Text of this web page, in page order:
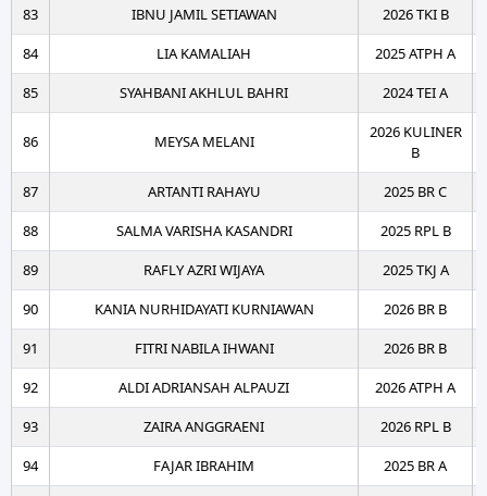
83
IBNU JAMIL SETIAWAN
2026 TKI B
84
LIA KAMALIAH
2025 ATPH A
85
SYAHBANI AKHLUL BAHRI 2024 TEI A
86 MEYSA MELANI
2026 KULINER
B
87
ARTANTI RAHAYU
2025 BR C
88
SALMA VARISHA KASANDRI
2025 RPL B
89
RAFLY AZRI WIJAYA
2025 TKJ A
90
KANIA NURHIDAYATI KURNIAWAN
2026 BR B
91
FITRI NABILA IHWANI
2026 BR B
92
ALDI ADRIANSAH ALPAUZI
2026 ATPH A
93
ZAIRA ANGGRAENI
2026 RPL B
94
FAJAR IBRAHIM
2025 BR A